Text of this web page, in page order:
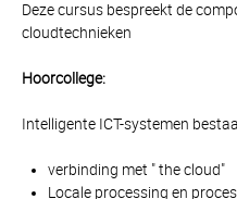
Deze cursus bespreekt de
cloudtechnieken
Hoorcollege:
Intelligente ICT-systemen
verbinding met " the cloud"
Locale processing en